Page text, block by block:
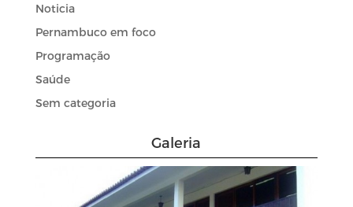
Noticia
Pernambuco em foco
Programação
Saúde
Sem categoria
Galeria